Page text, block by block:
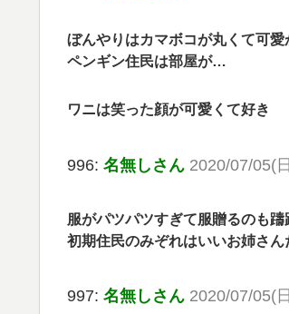
ぼんやりはカマボコが丸くて可愛
ペンギン住民は部屋が…
ワニは笑った顔が可愛くて好き
996: 名無しさん 2020/07/05(
服がパツパツすぎて服贈るのも
初期住民のみぞれはいいお姉さ
997: 名無しさん 2020/07/05(